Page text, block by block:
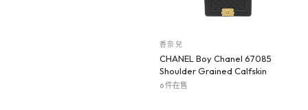
香奈兒
CHANEL Boy Chanel 67085
Shoulder Grained Calfskin
6 件在售